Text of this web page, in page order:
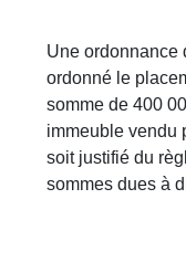
Une ordonnance
ordonné le
somme de 400
immeuble vendu
soit justifié du
sommes dues à